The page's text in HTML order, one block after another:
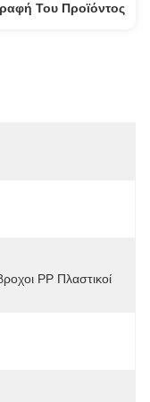
Του Προϊόντος
PP Πλαστικοί